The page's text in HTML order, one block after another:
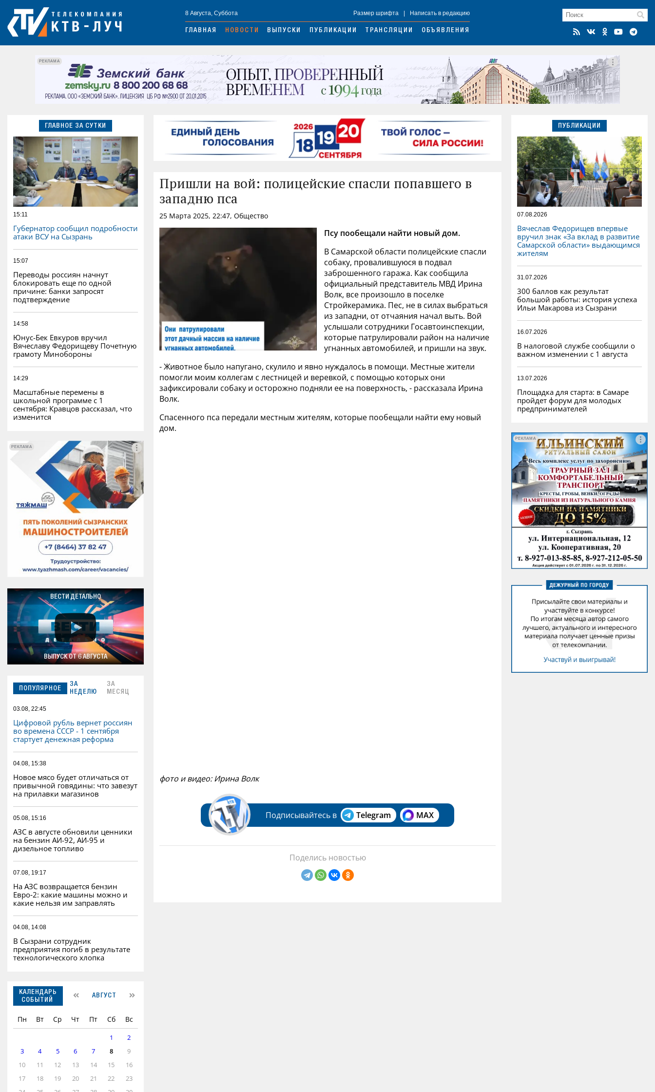
8 Августа, Суббота Размер шрифта Написать в редакцию
ГЛАВНАЯ НОВОСТИ ВЫПУСКИ ПУБЛИКАЦИИ ТРАНСЛЯЦИИ ОБЪЯВЛЕНИЯ
РЕКЛАМА
ГЛАВНОЕ ЗА СУТКИ
15:11
Губернатор сообщил подробности
атаки ВСУ на Сызрань
15:07
Переводы россиян начнут
блокировать еще по одной
причине: банки запросят
подтверждение
14:58
Юнус-Бек Евкуров вручил
Вячеславу Федорищеву Почетную
грамоту Минобороны
14:29
Масштабные перемены в
школьной программе с 1
сентября: Кравцов рассказал, что
изменится
РЕКЛАМА
РЕКЛАМА
ВЕСТИ ДЕТАЛЬНО
ВЫПУСК ОТ 6 АВГУСТА
ПОПУЛЯРНОЕ
ЗА
НЕДЕЛЮ
ЗА
МЕСЯЦ
03.08, 22:45
Цифровой рубль вернет россиян
во времена СССР - 1 сентября
стартует денежная реформа
04.08, 15:38
Новое мясо будет отличаться от
привычной говядины: что завезут
на прилавки магазинов
05.08, 15:16
АЗС в августе обновили ценники
на бензин АИ-92, АИ-95 и
дизельное топливо
07.08, 19:17
На АЗС возвращается бензин
Евро‑2: какие машины можно и
какие нельзя им заправлять
04.08, 14:08
В Сызрани сотрудник
предприятия погиб в результате
технологического хлопка
КАЛЕНДАРЬ
СОБЫТИЙ
АВГУСТ
Пн Вт Ср Чт Пт Сб Вс
1
2
3
4 5 6 7 8
9
10
11 12 13 14 15
16
17
18 19 20 21 22
23
Пришли на вой: полицейские спасли попавшего в
западню пса
25 Марта 2025, 22:47, Общество
Псу пообещали найти новый дом.
В Самарской области полицейские спасли
собаку, провалившуюся в подвал
заброшенного гаража. Как сообщила
официальный представитель МВД Ирина
Волк, все произошло в поселке
Стройкерамика. Пес, не в силах выбраться
из западни, от отчаяния начал выть. Вой
услышали сотрудники Госавтоинспекции,
которые патрулировали район на наличие
угнанных автомобилей, и пришли на звук.
- Животное было напугано, скулило и явно нуждалось в помощи. Местные жители
помогли моим коллегам с лестницей и веревкой, с помощью которых они
зафиксировали собаку и осторожно подняли ее на поверхность, - рассказала Ирина
Волк.
Спасенного пса передали местным жителям, которые пообещали найти ему новый
дом.
фото и видео: Ирина Волк
Подписывайтесь в Telegram MAX
Поделись новостью
ПУБЛИКАЦИИ
07.08.2026
Вячеслав Федорищев впервые
вручил знак «За вклад в развитие
Самарской области» выдающимся
жителям
31.07.2026
300 баллов как результат
большой работы: история успеха
Ильи Макарова из Сызрани
16.07.2026
В налоговой службе сообщили о
важном изменении с 1 августа
13.07.2026
Площадка для старта: в Самаре
пройдет форум для молодых
предпринимателей
РЕКЛАМА